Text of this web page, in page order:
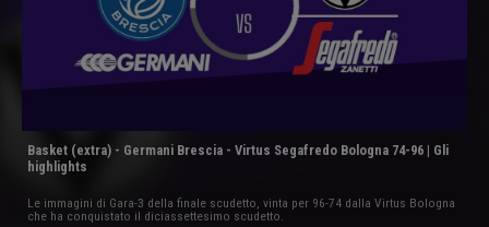
Basket (extra) - Germani Brescia - Virtus Segafredo Bologna 74-96 | Gli
highlights
Le immagini di Gara-3 della finale scudetto, vinta per 96-74 dalla Virtus Bologna
che ha conquistato il diciassettesimo scudetto.